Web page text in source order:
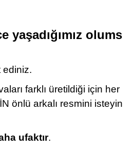
olums
ediniz.
farklı üretildiği için her
önlü arkalı resmini isteyin
ufaktır.